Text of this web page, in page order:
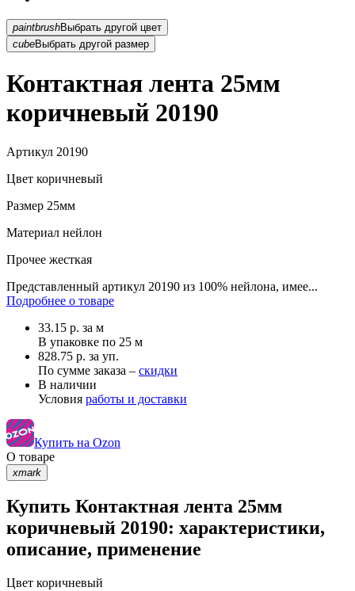
paintbrush
Выбрать другой цвет
cubeВыбрать другой размер
Контактная лента 25мм
коричневый 20190
Артикул 20190
Цвет коричневый
Размер 25мм
Материал нейлон
Прочее жесткая
Представленный артикул 20190 из 100% нейлона, имее...
Подробнее о товаре
33.15 р. за м
В упаковке по 25 м
828.75 р. за уп.
По сумме заказа – скидки
В наличии
Условия работы и доставки
Купить на Ozon
О товаре
xmark
Купить Контактная лента 25мм
коричневый 20190: характеристики,
описание, применение
Цвет коричневый